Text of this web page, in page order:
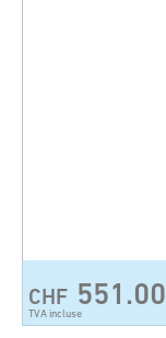
CHF 551.00
TVA incluse